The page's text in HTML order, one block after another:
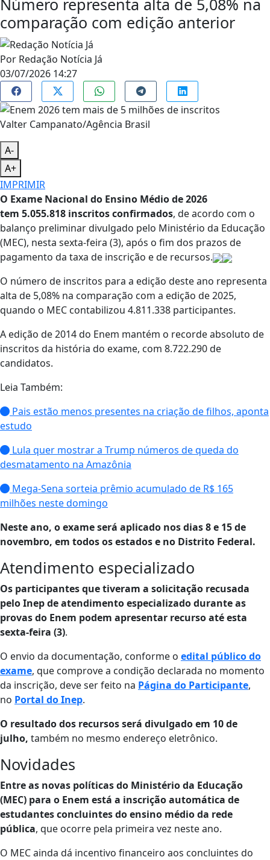
Número representa alta de 5,08% na
comparação com edição anterior
Por Redação Notícia Já
03/07/2026 14:27
Valter Campanato/Agência Brasil
A-
A+
IMPRIMIR
O Exame Nacional do Ensino Médio de 2026
tem 5.055.818 inscritos confirmados, de acordo com o
balanço preliminar divulgado pelo Ministério da Educação
(MEC), nesta sexta-feira (3), após o fim dos prazos de
pagamento da taxa de inscrição e de recursos.
O número de inscritos para a edição deste ano representa
alta de 5,08% na comparação com a edição de 2025,
quando o MEC contabilizou 4.811.338 participantes.
A edição de 2014 do Enem mantém o recorde absoluto de
inscritos da história do exame, com 8.722.290 de
candidatos.
Leia Também:
Pais estão menos presentes na criação de filhos, aponta
estudo
Lula quer mostrar a Trump números de queda do
desmatamento na Amazônia
Mega-Sena sorteia prêmio acumulado de R$ 165
milhões neste domingo
Neste ano, o exame será aplicado nos dias 8 e 15 de
novembro, em todos os estados e no Distrito Federal.
Atendimento especializado
Os participantes que tiveram a solicitação recusada
pelo Inep de atendimento especializado durante as
provas do Enem podem apresentar recurso até esta
sexta-feira (3).
O envio da documentação, conforme o edital público do
exame, que comprove a condição declarada no momento
da inscrição, deve ser feito na Página do Participante,
no Portal do Inep.
O resultado dos recursos será divulgado em 10 de
julho, também no mesmo endereço eletrônico.
Novidades
Entre as novas políticas do Ministério da Educação
(MEC) para o Enem está a inscrição automática de
estudantes concluintes do ensino médio da rede
pública, que ocorre pela primeira vez neste ano.
O MEC ainda dá incentivo financeiro aos concluintes do